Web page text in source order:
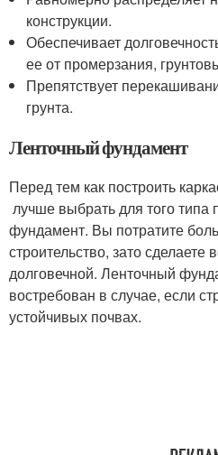
конструкции.
Обеспечивает
ее от промерзания,
Препятствует
грунта.
Ленточный фундамент
Перед тем как построить
лучше выбрать для того типа
фундамент. Вы потратите
строительство, зато сделаете
долговечной. Ленточный
востребован в случае, если
устойчивых почвах.